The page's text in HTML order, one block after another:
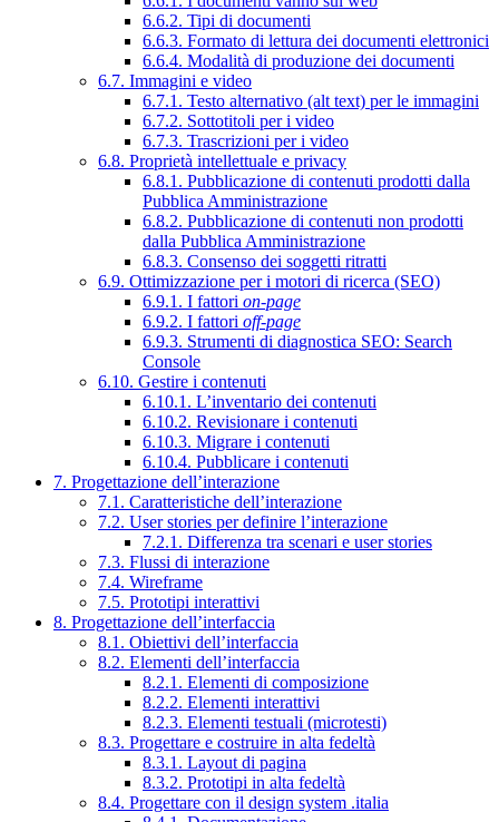
6.6.2. Tipi di documenti
6.6.3. Formato di lettura dei documenti elettronici
6.6.4. Modalità di produzione dei documenti
6.7. Immagini e video
6.7.1. Testo alternativo (alt text) per le immagini
6.7.2. Sottotitoli per i video
6.7.3. Trascrizioni per i video
6.8. Proprietà intellettuale e privacy
6.8.1. Pubblicazione di contenuti prodotti dalla
Pubblica Amministrazione
6.8.2. Pubblicazione di contenuti non prodotti
dalla Pubblica Amministrazione
6.8.3. Consenso dei soggetti ritratti
6.9. Ottimizzazione per i motori di ricerca (SEO)
6.9.1. I fattori on-page
6.9.2. I fattori off-page
6.9.3. Strumenti di diagnostica SEO: Search
Console
6.10. Gestire i contenuti
6.10.1. L’inventario dei contenuti
6.10.2. Revisionare i contenuti
6.10.3. Migrare i contenuti
6.10.4. Pubblicare i contenuti
7. Progettazione dell’interazione
7.1. Caratteristiche dell’interazione
7.2. User stories per definire l’interazione
7.2.1. Differenza tra scenari e user stories
7.3. Flussi di interazione
7.4. Wireframe
7.5. Prototipi interattivi
8. Progettazione dell’interfaccia
8.1. Obiettivi dell’interfaccia
8.2. Elementi dell’interfaccia
8.2.1. Elementi di composizione
8.2.2. Elementi interattivi
8.2.3. Elementi testuali (microtesti)
8.3. Progettare e costruire in alta fedeltà
8.3.1. Layout di pagina
8.3.2. Prototipi in alta fedeltà
8.4. Progettare con il design system .italia